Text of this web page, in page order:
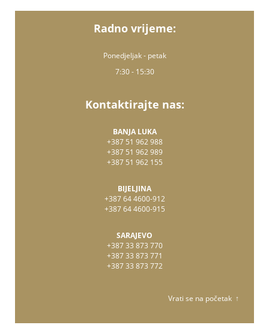
Radno vrijeme:
Ponedjeljak - petak
7:30 - 15:30
Kontaktirajte nas:
BANJA LUKA
+387 51 962 988
+387 51 962 989
+387 51 962 155
BIJELJINA
+387 64 4600-912
+387 64 4600-915
SARAJEVO
+387 33 873 770
+387 33 873 771
+387 33 873 772
Vrati se na početak ↑